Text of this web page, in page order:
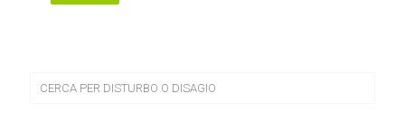
opzioni
CERCA PER DISTURBO O DISAGIO